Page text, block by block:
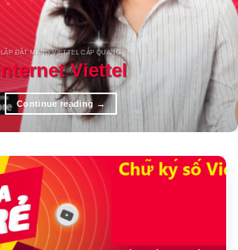
LẮP ĐẶT MẠNG VIETTEL CÁP QUANG
Viettel
Continue reading →